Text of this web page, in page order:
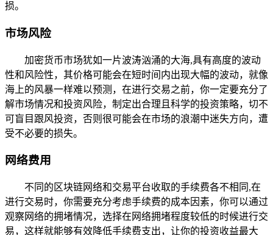
损。
市场风险
加密货币市场犹如一片波涛汹涌的大海,具有高度的波动
性和风险性，其价格可能会在短时间内出现大幅的波动，就像
海上的风暴一样难以预测，在进行交易之前，你一定要充分了
解市场情况和投资风险，制定出合理且科学的投资策略，切不
可盲目跟风投资，否则很可能会在市场的浪潮中迷失方向，遭
受不必要的损失。
网络费用
不同的区块链网络和交易平台收取的手续费各不相同,在
进行交易时，你需要充分考虑手续费的成本因素，你可以通过
观察网络的拥堵情况，选择在网络拥堵程度较低的时候进行交
易，这样就能够有效降低手续费支出，让你的投资收益最大